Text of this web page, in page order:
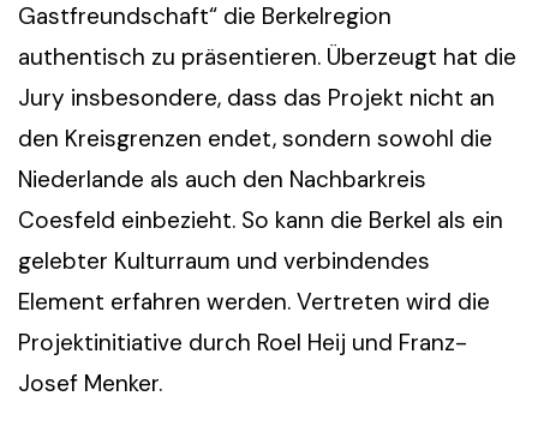
Gastfreundschaft“ die Berkelregion
authentisch zu präsentieren. Überzeugt hat die
Jury insbesondere, dass das Projekt nicht an
den Kreisgrenzen endet, sondern sowohl die
Niederlande als auch den Nachbarkreis
Coesfeld einbezieht. So kann die Berkel als ein
gelebter Kulturraum und verbindendes
Element erfahren werden. Vertreten wird die
Projektinitiative durch Roel Heij und Franz-
Josef Menker.